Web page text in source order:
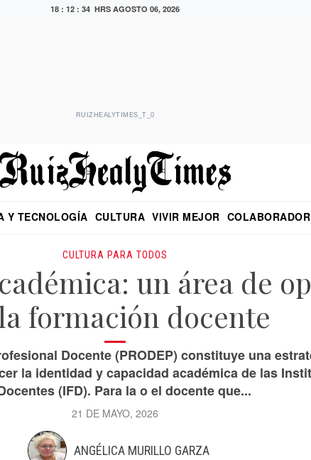
18 : 12 : 35 HRS AGOSTO 06, 2026
RUIZHEALYTIMES_T_0
Y TECNOLOGÍA CULTURA VIVIR MEJOR
CULTURA PARA TODOS
un área de
formación docente
Docente (PRODEP) constituye una
la identidad y capacidad académica de las
(IFD). Para la o el docente que...
21 DE MAYO, 2026
ANGÉLICA MURILLO GARZA